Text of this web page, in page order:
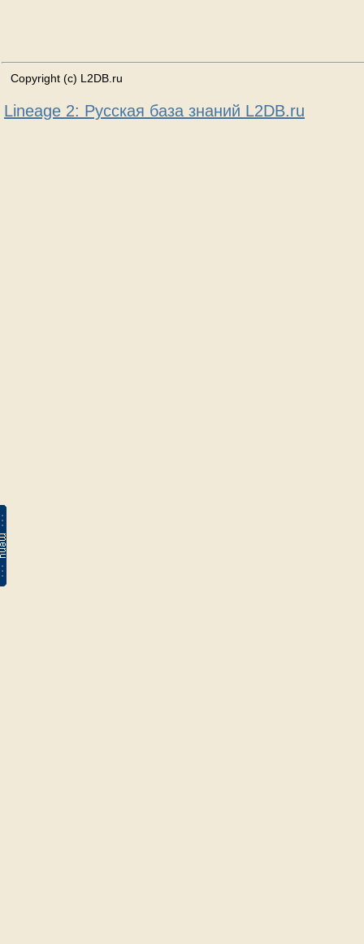
Copyright (c) L2DB.ru
Lineage 2: Русская база знаний L2DB.ru